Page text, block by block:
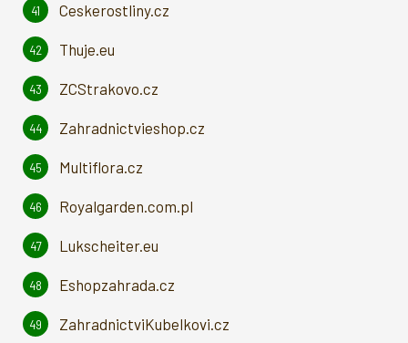
Ceskerostliny.cz
Thuje.eu
ZCStrakovo.cz
Zahradnictvieshop.cz
Multiflora.cz
Royalgarden.com.pl
Lukscheiter.eu
Eshopzahrada.cz
ZahradnictviKubelkovi.cz